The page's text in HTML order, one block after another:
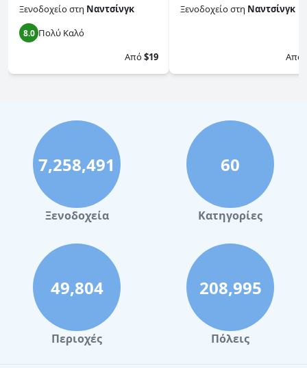
Ξενοδοχείοστη Ναντσίνγκ
8.0 Πολύ Καλό
Από$19
Ξενοδοχείοστη Ναντσίνγκ
Από
7,258,491
Ξενοδοχεία
60
Κατηγορίες
49,804
Περιοχές
208,995
Πόλεις